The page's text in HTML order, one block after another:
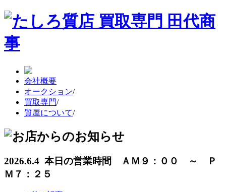
会社概要
オークション/
買取専門/
質屋について/
2026.6.4 本日の営業時間 ＡＭ９：００ ～ Ｐ
Ｍ７：２５